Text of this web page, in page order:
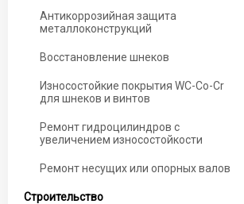
Антикоррозийная защита
металлоконструкций
Восстановление шнеков
Износостойкие покрытия WC-Co-Cr
для шнеков и винтов
Ремонт гидроцилиндров с
увеличением износостойкости
Ремонт несущих или опорных валов
Строительство